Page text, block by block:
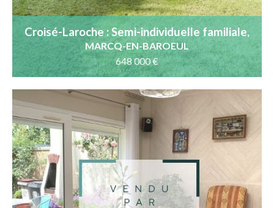
Croisé-Laroche : Semi-individuelle familiale,
5 chambres, bureau
MARCQ-EN-BAROEUL
648 000 €